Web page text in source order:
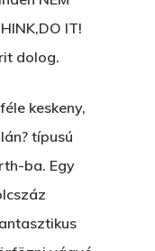
IT!
dolog.
keskeny,
típusú
ba. Egy